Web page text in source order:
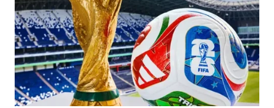
KARO
WN
SIMALUNGUN
WN
LABUHANBATU